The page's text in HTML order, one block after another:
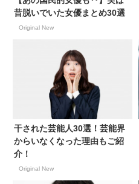
昔脱いでいた女優まとめ30選
Original New
干された芸能人30選！芸能界
からいなくなった理由もご紹
介！
Original New